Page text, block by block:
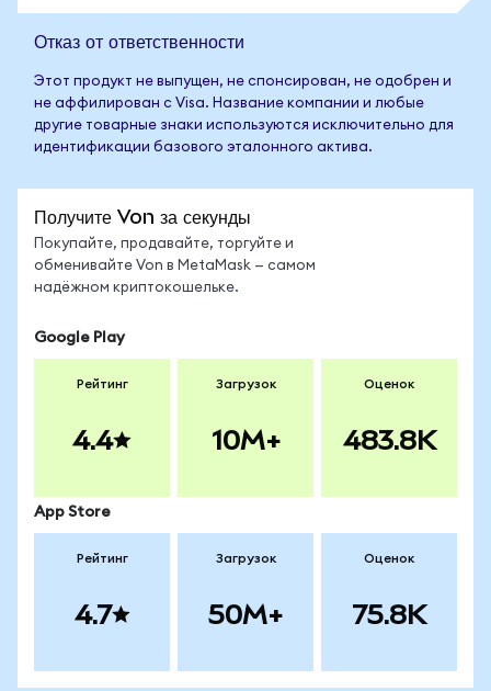
Отказ от ответственности
Этот продукт не выпущен, не спонсирован, не одобрен и
не аффилирован с Visa. Название компании и любые
другие товарные знаки используются исключительно для
идентификации базового эталонного актива.
Получите Von за секунды
Покупайте, продавайте, торгуйте и
обменивайте Von в MetaMask — самом
надёжном криптокошельке.
Google Play
Рейтинг
4.4
Загрузок
10M+
Оценок
483.8K
App Store
Рейтинг
4.7
Загрузок
50M+
Оценок
75.8K